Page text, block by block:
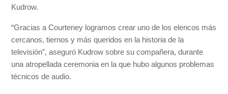
Kudrow.
“Gracias a Courteney logramos crear uno de los elencos más
cercanos, tiernos y más queridos en la historia de la
televisión”, aseguró Kudrow sobre su compañera, durante
una atropellada ceremonia en la que hubo algunos problemas
técnicos de audio.